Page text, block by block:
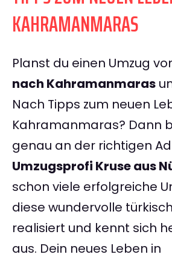
KAHRAMANMARAS
Planst du einen Umzug
nach Kahramanmaras
Nach Tipps zum neuen
Kahramanmaras? Dann
genau an der richtigen
Umzugsprofi Kruse aus
schon viele erfolgreiche
diese wundervolle
realisiert und kennt sich
aus. Dein neues Leben in